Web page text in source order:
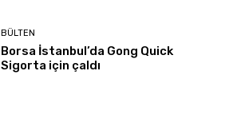
BÜLTEN
Borsa İstanbul’da Gong Quick
Sigorta için çaldı